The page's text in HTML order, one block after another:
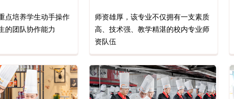
点培养学生动手操作
的团队协作能力
师资雄厚，该专业不仅拥有一支素质
高、技术强、教学精湛的校内专业师
资队伍